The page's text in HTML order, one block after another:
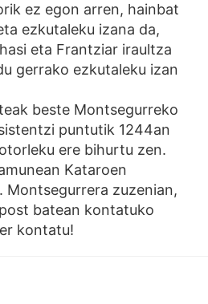
ez egon arren, hainbat
ezkutaleku izana da,
eta Frantziar iraultza
gerrako ezkutaleku izan
beste Montsegurreko
puntutik 1244an
ere bihurtu zen.
Kataroen
Montsegurrera zuzenian,
batean kontatuko
kontatu!